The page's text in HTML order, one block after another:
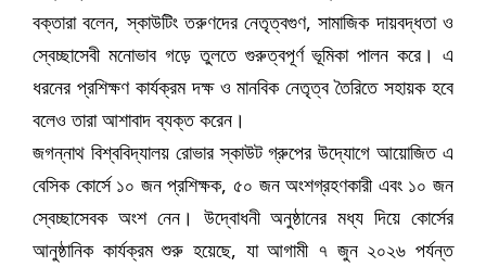
বক্তারা বলেন, স্কাউটিং তরুণদের নেতৃত্বগুণ, সামাজিক দায়বদ্ধতা ও
স্বেচ্ছাসেবী মনোভাব গড়ে তুলতে গুরুত্বপূর্ণ ভূমিকা পালন করে। এ
ধরনের প্রশিক্ষণ কার্যক্রম দক্ষ ও মানবিক নেতৃত্ব তৈরিতে সহায়ক হবে
বলেও তারা আশাবাদ ব্যক্ত করেন।
জগন্নাথ বিশ্ববিদ্যালয় রোভার স্কাউট গ্রুপের উদ্যোগে আয়োজিত এ
বেসিক কোর্সে ১০ জন প্রশিক্ষক, ৫০ জন অংশগ্রহণকারী এবং ১০ জন
স্বেচ্ছাসেবক অংশ নেন। উদ্বোধনী অনুষ্ঠানের মধ্য দিয়ে কোর্সের
আনুষ্ঠানিক কার্যক্রম শুরু হয়েছে, যা আগামী ৭ জুন ২০২৬ পর্যন্ত